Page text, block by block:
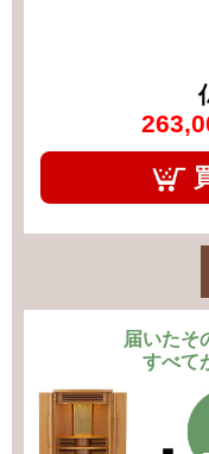
届いたそ
すべて